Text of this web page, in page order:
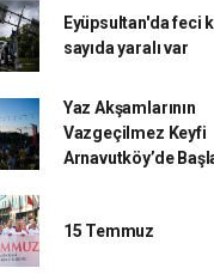
Eyüpsultan'da feci
sayıda yaralı var
Yaz Akşamlarının
Vazgeçilmez Keyfi
Arnavutköy’de
15 Temmuz